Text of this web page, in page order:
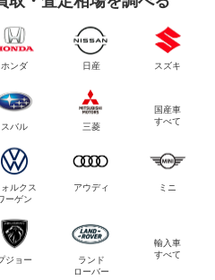
ホンダ 日産 スズキ
スバル 三菱
国産車
すべて
ルクス
ーゲン
アウディ ミニ
ジョー
ランド
ローバー
輸入車
すべて